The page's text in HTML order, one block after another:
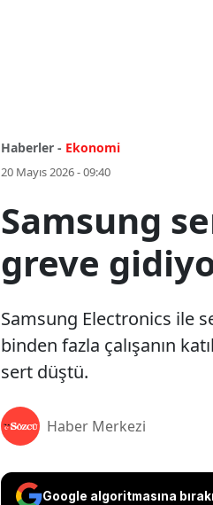
Haberler - Ekonomi
20 Mayıs 2026 - 09:40
Samsung
greve
Samsung Electronics ile
binden fazla çalışanın
sert düştü.
Haber Merkezi
Google algoritmasına